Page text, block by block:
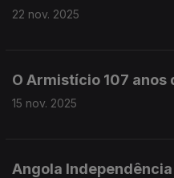
22 nov. 2025
O Armistício 107
15 nov. 2025
Angola